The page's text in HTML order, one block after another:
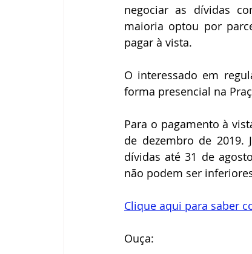
negociar as dívidas
maioria optou por
pagar à vista.
O interessado em
forma presencial na
Para o pagamento à
de dezembro de
dívidas até 31 de
não podem ser
Clique aqui para saber
Ouça: